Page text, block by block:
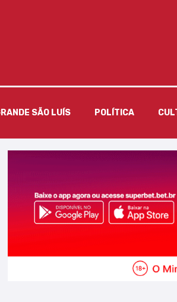
SÃO LUÍS POLÍTICA